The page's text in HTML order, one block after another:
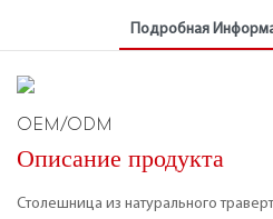
Подробная
OEM/ODM
Описание продукта
Столешница из натурального